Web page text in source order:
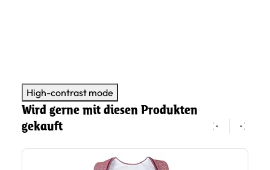
High-contrast mode
Wird gerne mit diesen Produkten
gekauft